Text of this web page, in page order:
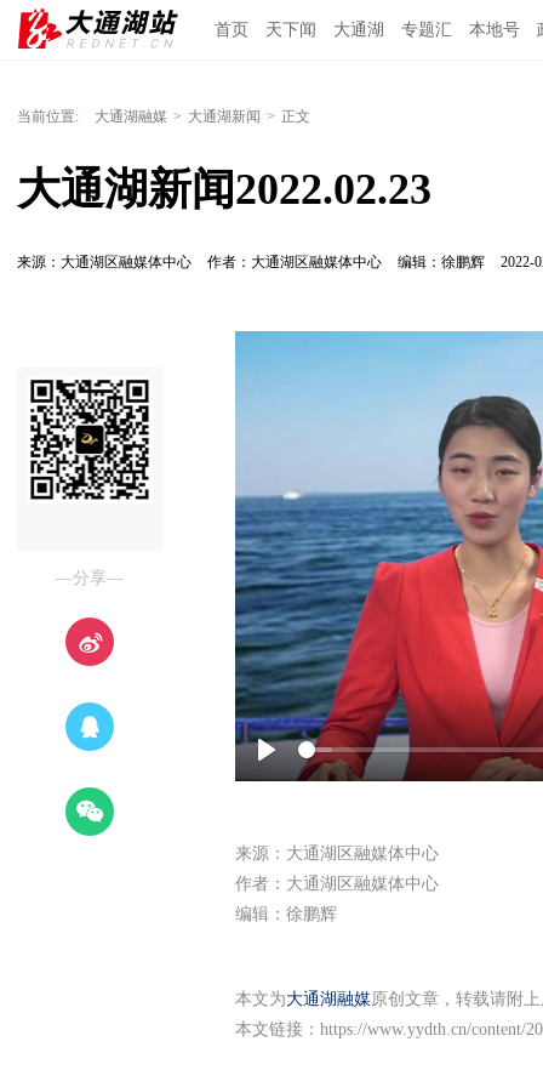
首页 天下闻 大通湖 专题汇 本地号
当前位置: 大通湖融媒 > 大通湖新闻 > 正文
大通湖新闻2022.02.23
来源：大通湖区融媒体中心 作者：大通湖区融媒体中心 编辑：徐鹏辉 2022-
—分享—
Play
来源：大通湖区融媒体中心
作者：大通湖区融媒体中心
编辑：徐鹏辉
本文为大通湖融媒原创文章，转载请附
本文链接： https://www.yydth.cn/content/